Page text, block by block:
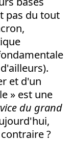
pas du tout
et d'un
» est une
du grand
?